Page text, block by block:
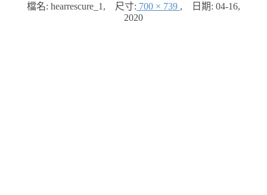
檔名: hearrescure_1 , 尺寸: 700 × 739 , 日期: 04-16,
2020